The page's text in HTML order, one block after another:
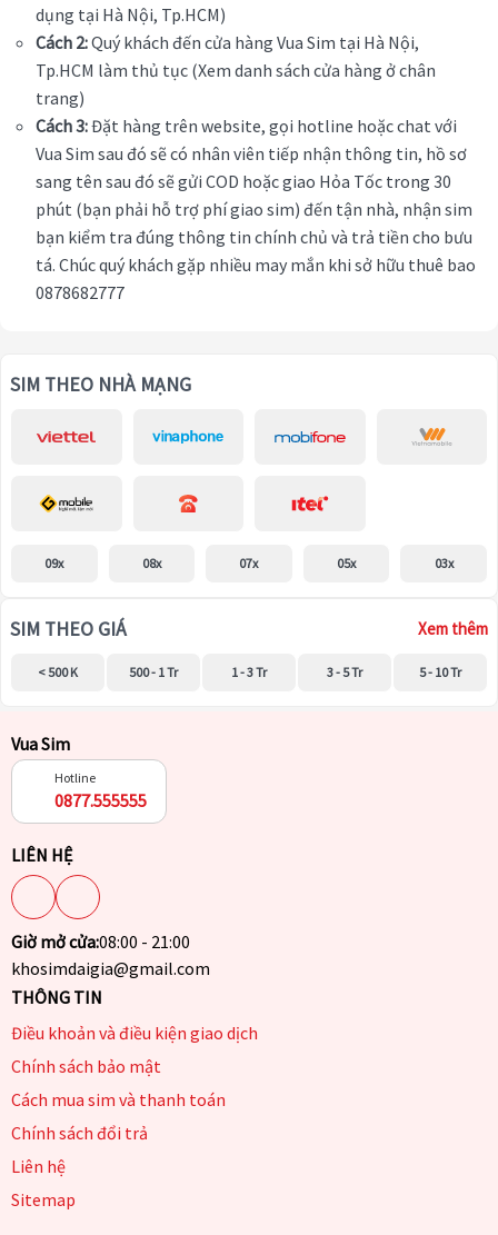
dụng tại Hà Nội, Tp.HCM)
Cách 2:Quý khách đến cửa hàng Vua Sim tại Hà Nội,
Tp.HCM làm thủ tục (Xem danh sách cửa hàng ở chân
trang)
Cách 3:Đặt hàng trên website, gọi hotline hoặc chat với
Vua Sim sau đó sẽ có nhân viên tiếp nhận thông tin, hồ sơ
sang tên sau đó sẽ gửi COD hoặc giao Hỏa Tốc trong 30
phút (bạn phải hỗ trợ phí giao sim) đến tận nhà, nhận sim
bạn kiểm tra đúng thông tin chính chủ và trả tiền cho bưu
tá. Chúc quý khách gặp nhiều may mắn khi sở hữu thuê bao
0878682777
SIM THEO NHÀ MẠNG
09x 08x 07x 05x 03x
SIM THEO GIÁ Xem thêm
< 500 K 500 - 1 Tr 1 - 3 Tr 3 - 5 Tr 5 - 10 Tr
Vua Sim
Hotline
0877.555555
LIÊN HỆ
Giờ mở cửa:08:00 - 21:00
khosimdaigia@gmail.com
THÔNG TIN
Điều khoản và điều kiện giao dịch
Chính sách bảo mật
Cách mua sim và thanh toán
Chính sách đổi trả
Liên hệ
Sitemap